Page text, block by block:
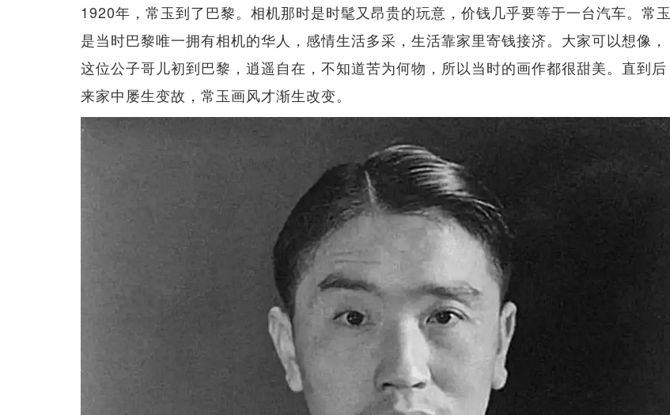
1920年，常玉到了巴黎。相机那时是时髦又昂贵的玩意，价钱几乎要等于一台汽车。常玉
是当时巴黎唯一拥有相机的华人，感情生活多采，生活靠家里寄钱接济。大家可以想像，
这位公子哥儿初到巴黎，逍遥自在，不知道苦为何物，所以当时的画作都很甜美。直到后
来家中屡生变故，常玉画风才渐生改变。